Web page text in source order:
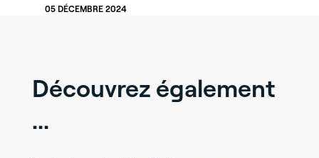
05 DÉCEMBRE 2024
Découvrez également
...